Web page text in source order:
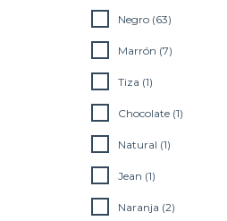
Negro (63)
Marrón (7)
Tiza (1)
Chocolate (1)
Natural (1)
Jean (1)
Naranja (2)